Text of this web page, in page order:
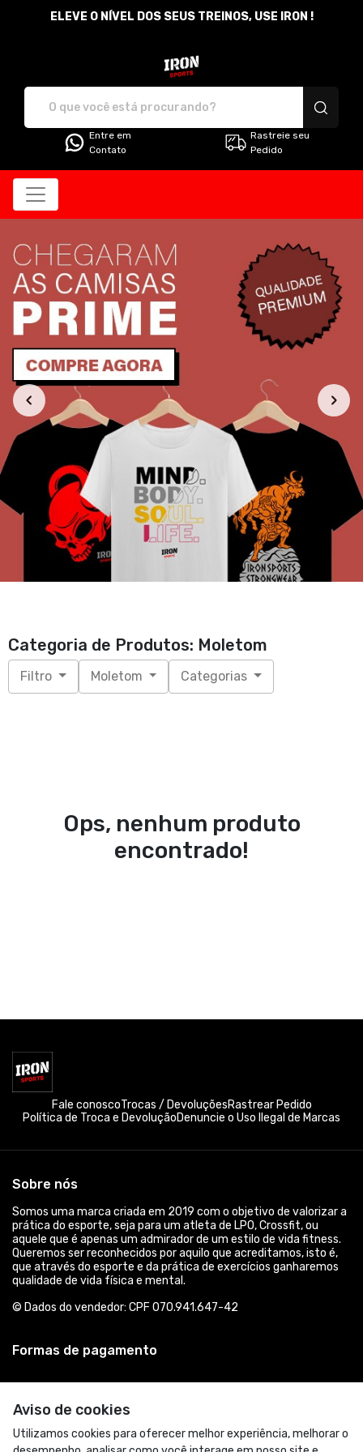
ELEVE O NÍVEL DOS SEUS TREINOS, USE IRON !
Entre em
Contato
Rastreie seu
Pedido
Categoria de Produtos: Moletom
Filtro Moletom Categorias
Ops, nenhum produto
encontrado!
Aviso de cookies
Utilizamos cookies para oferecer melhor experiência, melhorar o
Fale conoscoTrocas / DevoluçõesRastrear Pedido
Política de Troca e DevoluçãoDenuncie o Uso Ilegal de Marcas
Sobre nós
Somos uma marca criada em 2019 com o objetivo de valorizar a
prática do esporte, seja para um atleta de LPO, Crossfit, ou
aquele que é apenas um admirador de um estilo de vida fitness.
Queremos ser reconhecidos por aquilo que acreditamos, isto é,
que através do esporte e da prática de exercícios ganharemos
qualidade de vida física e mental.
© Dados do vendedor: CPF 070.941.647-42
Formas de pagamento